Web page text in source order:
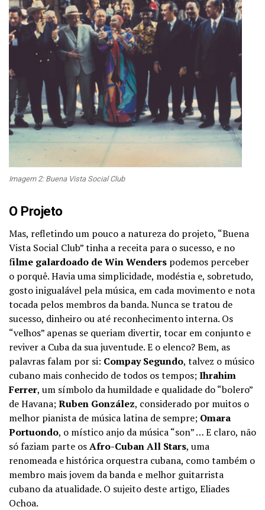
Imagem 2: Buena Vista Social Club
O Projeto
Mas, refletindo um pouco a natureza do projeto, “Buena
Vista Social Club” tinha a receita para o sucesso, e no
filme galardoado de Win Wenders podemos perceber
o porquê. Havia uma simplicidade, modéstia e, sobretudo,
gosto inigualável pela música, em cada movimento e nota
tocada pelos membros da banda. Nunca se tratou de
sucesso, dinheiro ou até reconhecimento interna. Os
“velhos” apenas se queriam divertir, tocar em conjunto e
reviver a Cuba da sua juventude. E o elenco? Bem, as
palavras falam por si: Compay Segundo, talvez o músico
cubano mais conhecido de todos os tempos;Ihrahim
Ferrer, um símbolo da humildade e qualidade do “bolero”
de Havana;Ruben González, considerado por muitos o
melhor pianista de música latina de sempre; Omara
Portuondo, o místico anjo da música “son” … E claro, não
só faziam parte osAfro-Cuban All Stars, uma
renomeada e histórica orquestra cubana, como também o
membro mais jovem da banda e melhor guitarrista
cubano da atualidade. O sujeito deste artigo, Eliades
Ochoa.